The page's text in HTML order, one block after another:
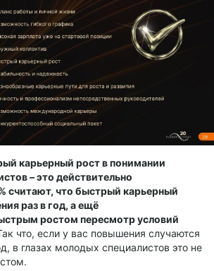
карьерный рост в понимании
– это действительно
считают, что быстрый карьерный
раз в год, а ещё
ростом пересмотр условий
что, если у вас повышения случаются
в глазах молодых специалистов это не